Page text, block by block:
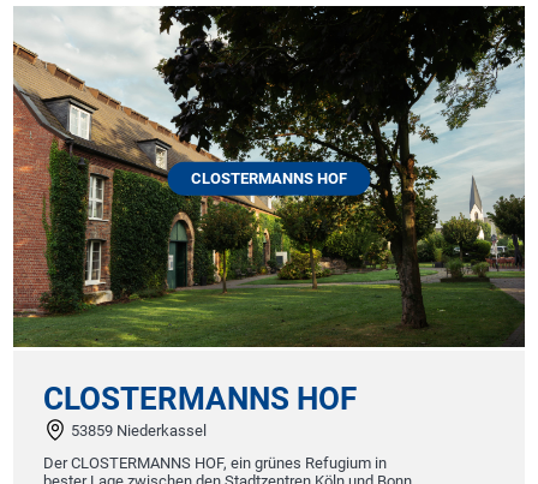
CLOSTERMANNS HOF
CLOSTERMANNS HOF
53859 Niederkassel
Der CLOSTERMANNS HOF, ein grünes Refugium in